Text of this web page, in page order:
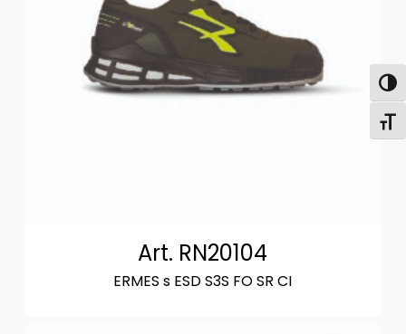
Art. RN20104
ERMES s ESD S3S FO SR CI